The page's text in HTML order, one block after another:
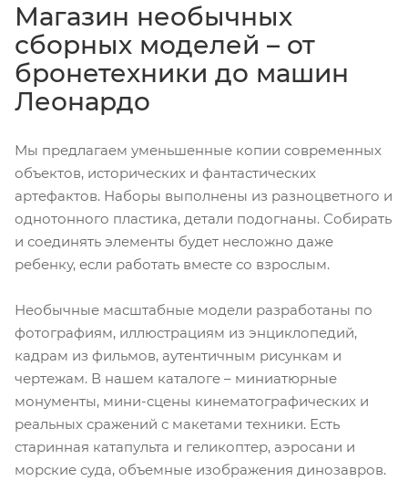
Магазин необычных
сборных моделей – от
бронетехники до машин
Леонардо
Мы предлагаем уменьшенные копии современных
объектов, исторических и фантастических
артефактов. Наборы выполнены из разноцветного и
однотонного пластика, детали подогнаны. Собирать
и соединять элементы будет несложно даже
ребенку, если работать вместе со взрослым.
Необычные масштабные модели разработаны по
фотографиям, иллюстрациям из энциклопедий,
кадрам из фильмов, аутентичным рисункам и
чертежам. В нашем каталоге – миниатюрные
монументы, мини-сцены кинематографических и
реальных сражений с макетами техники. Есть
старинная катапульта и геликоптер, аэросани и
морские суда, объемные изображения динозавров.